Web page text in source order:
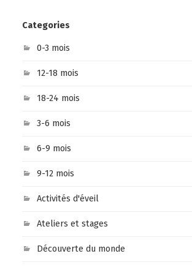
Categories
0-3 mois
12-18 mois
18-24 mois
3-6 mois
6-9 mois
9-12 mois
Activités d'éveil
Ateliers et stages
Découverte du monde